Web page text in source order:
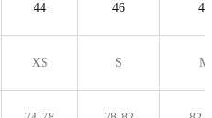
44 46 48
XS S M